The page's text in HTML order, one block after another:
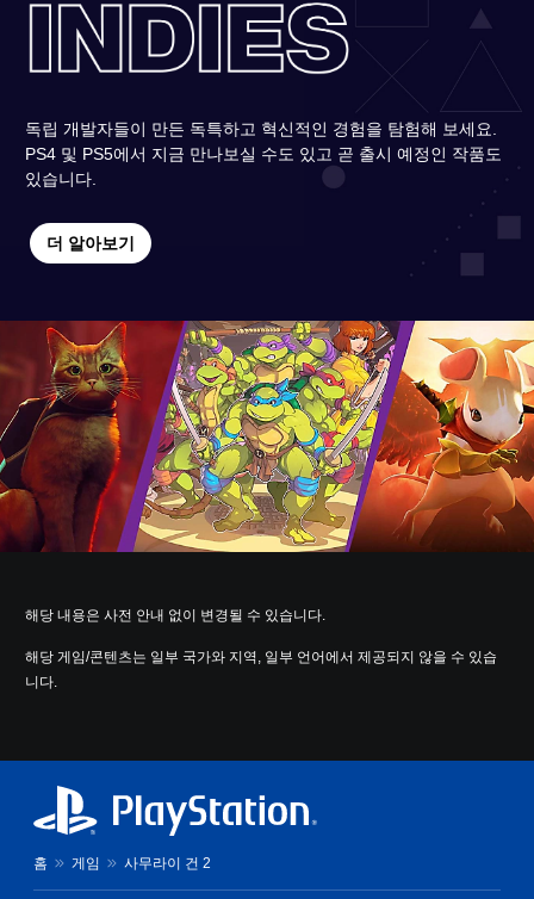
독립 개발자들이 만든 독특하고 혁신적인 경험을 탐험해 보세요.
PS4 및 PS5에서 지금 만나보실 수도 있고 곧 출시 예정인 작품도
있습니다.
더 알아보기
해당 내용은 사전 안내 없이 변경될 수 있습니다.
해당 게임/콘텐츠는 일부 국가와 지역, 일부 언어에서 제공되지 않을 수 있습
니다.
홈 게임 사무라이 건 2